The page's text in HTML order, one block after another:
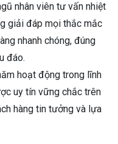
nhân viên tư vấn nhiệt
giải đáp mọi thắc mắc
nhanh chóng, đúng
đáo.
hoạt động trong lĩnh
uy tín vững chắc trên
hàng tin tưởng và lựa